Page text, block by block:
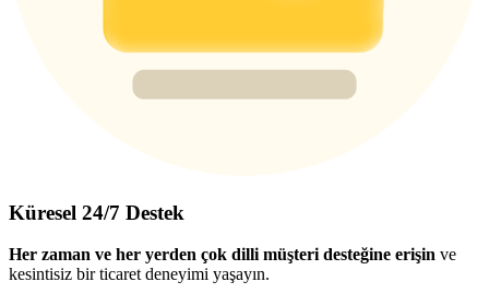
Küresel 24/7 Destek
Her zaman ve her yerden çok dilli müşteri desteğine erişin ve
kesintisiz bir ticaret deneyimi yaşayın.